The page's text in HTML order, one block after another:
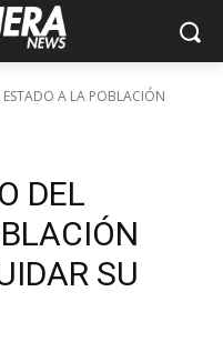
A LA POBLACIÓN
DEL
SU